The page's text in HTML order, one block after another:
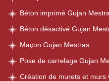
Béton imprimé Gujan
Béton désactivé Gujan
Maçon Gujan Mestras
Pose de carrelage Gujan
Création de murets et murs